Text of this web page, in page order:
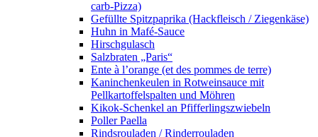
carb-Pizza)
Gefüllte Spitzpaprika (Hackfleisch / Ziegenkäse)
Huhn in Mafé-Sauce
Hirschgulasch
Salzbraten „Paris“
Ente à l’orange (et des pommes de terre)
Kaninchenkeulen in Rotweinsauce mit
Pellkartoffelspalten und Möhren
Kikok-Schenkel an Pfifferlingszwiebeln
Poller Paella
Rindsrouladen / Rinderrouladen